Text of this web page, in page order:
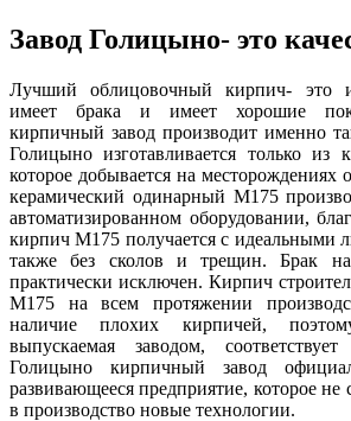
Завод Голицыно- это
Лучший облицовочный кирпич- это
имеет брака и имеет хорошие
кирпичный завод производит именно
Голицыно изготавливается только из
которое добывается на месторождениях
керамический одинарный М175
автоматизированном оборудовании,
кирпич М175 получается с идеальными
также без сколов и трещин. Брак
практически исключен. Кирпич
М175 на всем протяжении
наличие плохих кирпичей,
выпускаемая заводом,
Голицыно кирпичный завод
развивающееся предприятие, которое не
в производство новые технологии.